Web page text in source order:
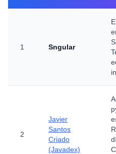
1 Sngular
2
Javier
Santos
Criado
(Javadex)